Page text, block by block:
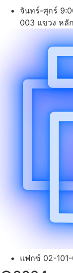
จันทร์-ศุกร์
003 แขวง หลั
แฟกซ์ 02-101-